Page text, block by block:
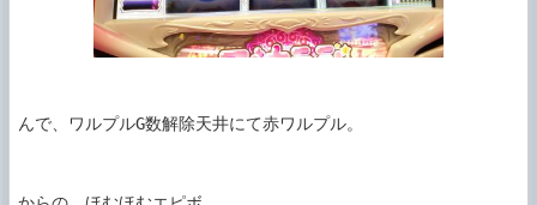
んで、ワルプルG数解除天井にて赤ワルプル。